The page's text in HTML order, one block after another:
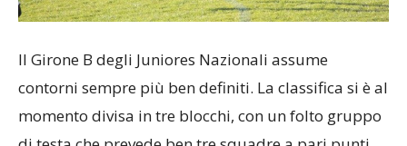
Il Girone B degli Juniores Nazionali assume
contorni sempre più ben definiti. La classifica si è al
momento divisa in tre blocchi, con un folto gruppo